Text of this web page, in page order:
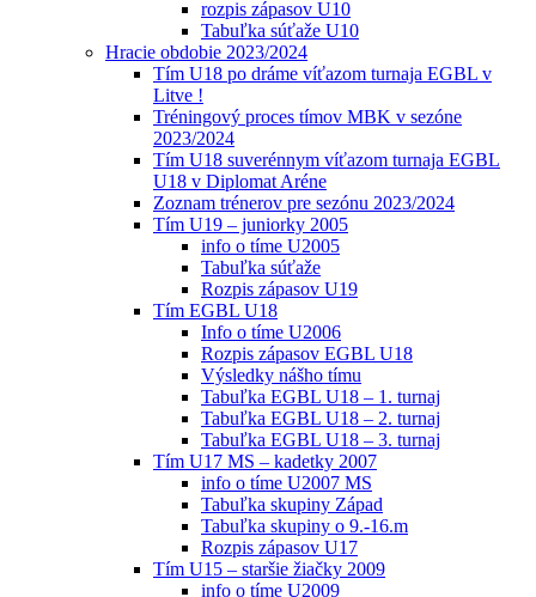
rozpis zápasov U10
Tabuľka súťaže U10
Hracie obdobie 2023/2024
Tím U18 po dráme víťazom turnaja EGBL v
Litve !
Tréningový proces tímov MBK v sezóne
2023/2024
Tím U18 suverénnym víťazom turnaja EGBL
U18 v Diplomat Aréne
Zoznam trénerov pre sezónu 2023/2024
Tím U19 – juniorky 2005
info o tíme U2005
Tabuľka súťaže
Rozpis zápasov U19
Tím EGBL U18
Info o tíme U2006
Rozpis zápasov EGBL U18
Výsledky nášho tímu
Tabuľka EGBL U18 – 1. turnaj
Tabuľka EGBL U18 – 2. turnaj
Tabuľka EGBL U18 – 3. turnaj
Tím U17 MS – kadetky 2007
info o tíme U2007 MS
Tabuľka skupiny Západ
Tabuľka skupiny o 9.-16.m
Rozpis zápasov U17
Tím U15 – staršie žiačky 2009
info o tíme U2009